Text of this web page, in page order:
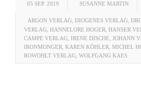
05 SEP. 2019 SUSANNE MARTIN
ARGON VERLAG DIOGENES VERLAG
VERLAG HANNELORE HOGER HANSER
CAMPE VERLAG
IRENE DISCHE JOHANN
IRONMONGER KAREN KÖHLER MICHEL
ROWOHLT VERLAG WOLFGANG KAES